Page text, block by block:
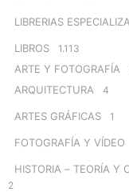
LIBRERIAS
LIBROS 1.113
ARTE Y FOTOGRAFÍA
ARQUITECTURA 4
ARTES GRÁFICAS 1
FOTOGRAFÍA Y VÍDEO
HISTORIA – TEORÍA Y
2